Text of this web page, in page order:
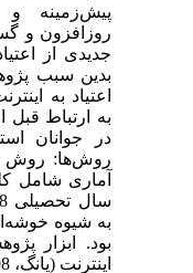
پیش‌زمینه
روزافزون و
جدیدی از
بدین سبب
اعتیاد به
به ارتباط قبل
در جوانان
روش‌ها: روش
آماری شامل
بود. ابزار